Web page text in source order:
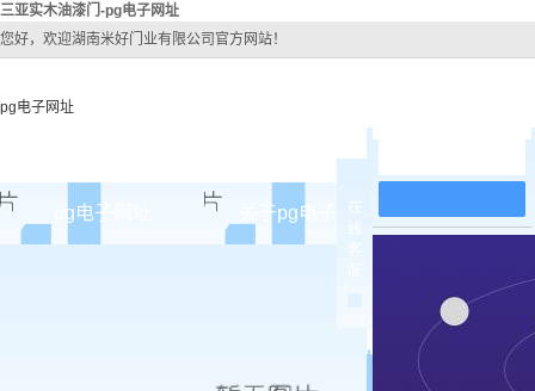
三亚实木油漆门-pg电子网址
您好，欢迎湖南米好门业有限公司官方网站！
pg电子网址
pg电子网址 关于pg电子网址 pg电子网址
三亚实木
三亚实木
在